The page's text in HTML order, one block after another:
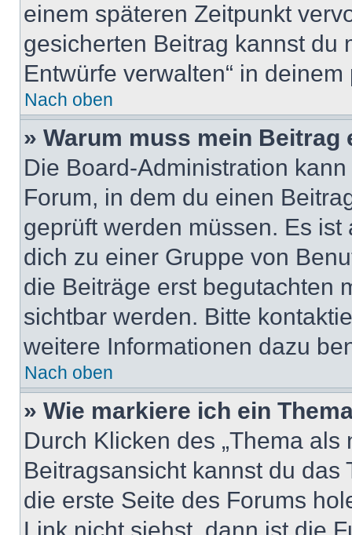
einem späteren Zeitpunkt
gesicherten Beitrag kannst du
Entwürfe verwalten“ in
Nach oben
» Warum muss mein
Die Board-Administration
Forum, in dem du einen
geprüft werden müssen. Es
dich zu einer Gruppe von
die Beiträge erst begutachten
sichtbar werden. Bitte
weitere Informationen dazu
Nach oben
» Wie markiere ich ein
Durch Klicken des „Thema
Beitragsansicht kannst du
die erste Seite des Forums